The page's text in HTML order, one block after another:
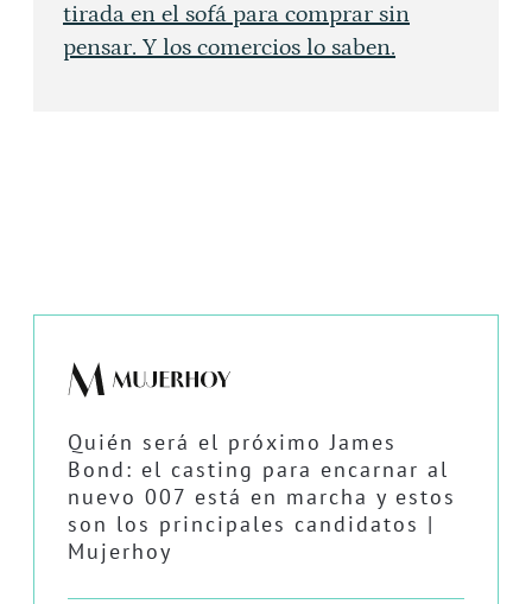
tirada en el sofá para comprar sin
pensar. Y los comercios lo saben.
Quién será el próximo James
Bond: el casting para encarnar al
nuevo 007 está en marcha y estos
son los principales candidatos |
Mujerhoy